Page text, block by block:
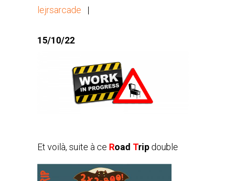
lejrsarcade |
15/10/22
Et voilà, suite à ce Road Trip double